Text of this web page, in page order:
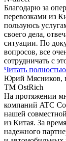
Благодарю за
перевозками из
пользуюсь
своего дела,
ситуации. По
вопросов, все
сотрудничать c
Читать полностью
Юрий Мясников,
ТМ OstRich
На протяжении
компаний ATC
нашей
из Китая. За
надежного